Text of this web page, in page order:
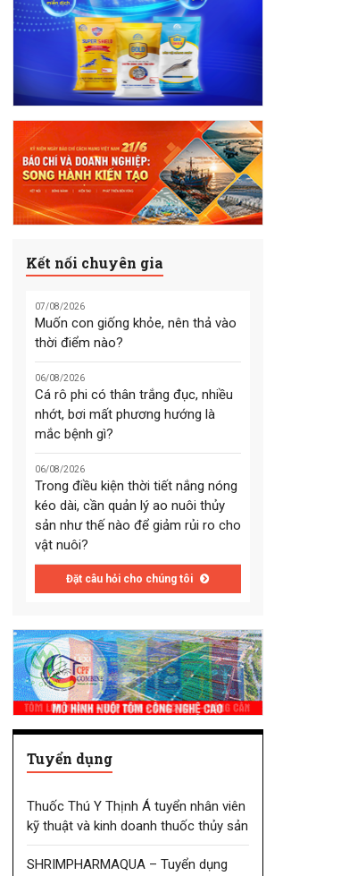
Kết nối chuyên gia
07/08/2026
Muốn con giống khỏe, nên thả vào
thời điểm nào?
06/08/2026
Cá rô phi có thân trắng đục, nhiều
nhớt, bơi mất phương hướng là
mắc bệnh gì?
06/08/2026
Trong điều kiện thời tiết nắng nóng
kéo dài, cần quản lý ao nuôi thủy
sản như thế nào để giảm rủi ro cho
vật nuôi?
Đặt câu hỏi cho chúng tôi
Tuyển dụng
Thuốc Thú Y Thịnh Á tuyển nhân viên
kỹ thuật và kinh doanh thuốc thủy sản
SHRIMPHARMAQUA – Tuyển dụng